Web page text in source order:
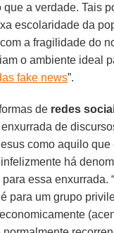
a verdade. Tais
escolaridade da
a fragilidade do
o ambiente ideal
fake news”.
de redes
enxurrada de
como aquilo que
há
essa enxurrada.
é para um grupo